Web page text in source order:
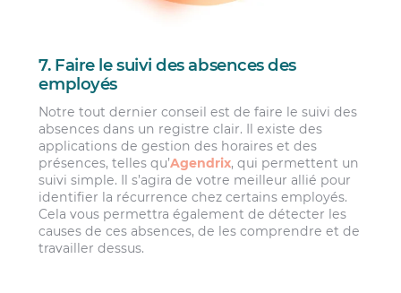
7. Faire le suivi des absences des
employés
Notre tout dernier conseil est de faire le suivi des
absences dans un registre clair. Il existe des
applications de gestion des horaires et des
présences, telles qu’Agendrix, qui permettent un
suivi simple. Il s’agira de votre meilleur allié pour
identifier la récurrence chez certains employés.
Cela vous permettra également de détecter les
causes de ces absences, de les comprendre et de
travailler dessus.